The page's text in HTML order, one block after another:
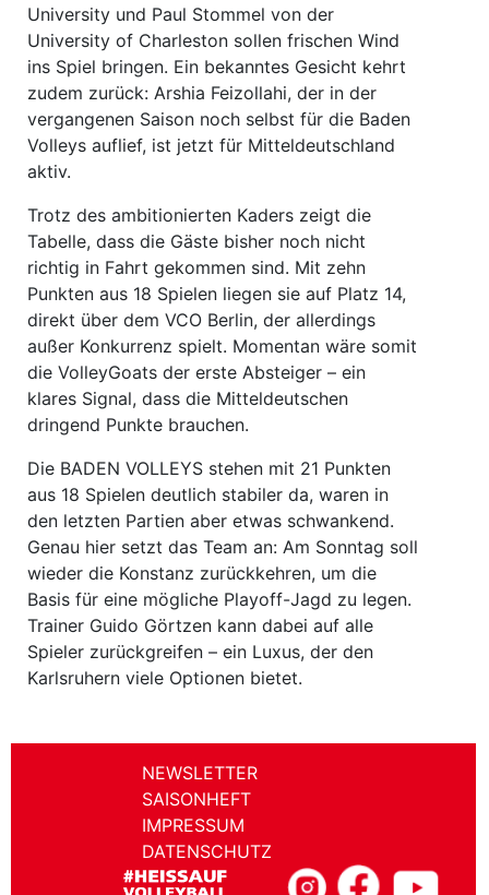
University und Paul Stommel von der
University of Charleston sollen frischen Wind
ins Spiel bringen. Ein bekanntes Gesicht kehrt
zudem zurück: Arshia Feizollahi, der in der
vergangenen Saison noch selbst für die Baden
Volleys auflief, ist jetzt für Mitteldeutschland
aktiv.
Trotz des ambitionierten Kaders zeigt die
Tabelle, dass die Gäste bisher noch nicht
richtig in Fahrt gekommen sind. Mit zehn
Punkten aus 18 Spielen liegen sie auf Platz 14,
direkt über dem VCO Berlin, der allerdings
außer Konkurrenz spielt. Momentan wäre somit
die VolleyGoats der erste Absteiger – ein
klares Signal, dass die Mitteldeutschen
dringend Punkte brauchen.
Die BADEN VOLLEYS stehen mit 21 Punkten
aus 18 Spielen deutlich stabiler da, waren in
den letzten Partien aber etwas schwankend.
Genau hier setzt das Team an: Am Sonntag soll
wieder die Konstanz zurückkehren, um die
Basis für eine mögliche Playoff-Jagd zu legen.
Trainer Guido Görtzen kann dabei auf alle
Spieler zurückgreifen – ein Luxus, der den
Karlsruhern viele Optionen bietet.
NEWSLETTER
SAISONHEFT
IMPRESSUM
DATENSCHUTZ